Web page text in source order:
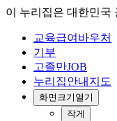
이 누리집은 대한민국
교육급여바우처
기부
고졸만JOB
누리집안내지도
화면크기 열기
작게